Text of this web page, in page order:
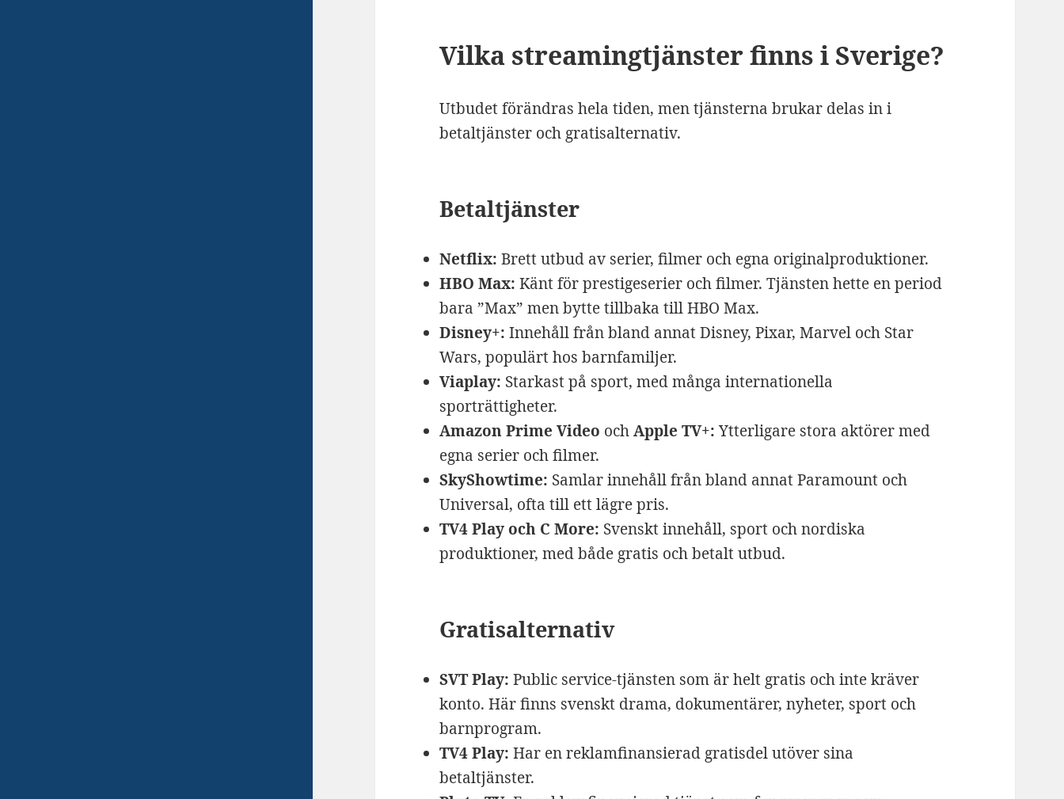
Vilka streamingtjänster finns i Sverige?
Utbudet förändras hela tiden, men tjänsterna brukar delas in i
betaltjänster och gratisalternativ.
Betaltjänster
Netflix: Brett utbud av serier, filmer och egna originalproduktioner.
HBO Max: Känt för prestigeserier och filmer. Tjänsten hette en period
bara ”Max” men bytte tillbaka till HBO Max.
Disney+: Innehåll från bland annat Disney, Pixar, Marvel och Star
Wars, populärt hos barnfamiljer.
Viaplay: Starkast på sport, med många internationella
sporträttigheter.
Amazon Prime Video ochApple TV+: Ytterligare stora aktörer med
egna serier och filmer.
SkyShowtime: Samlar innehåll från bland annat Paramount och
Universal, ofta till ett lägre pris.
TV4 Play och C More: Svenskt innehåll, sport och nordiska
produktioner, med både gratis och betalt utbud.
Gratisalternativ
SVT Play: Public service-tjänsten som är helt gratis och inte kräver
konto. Här finns svenskt drama, dokumentärer, nyheter, sport och
barnprogram.
TV4 Play: Har en reklamfinansierad gratisdel utöver sina
betaltjänster.